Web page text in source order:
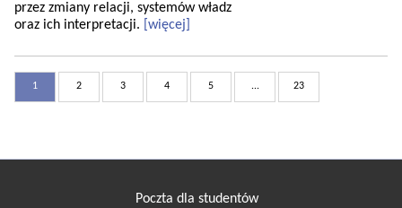
przez zmiany relacji, systemów władz
oraz ich interpretacji.
[więcej]
1 2 3 4 5 ... 23
Poczta dla studentów